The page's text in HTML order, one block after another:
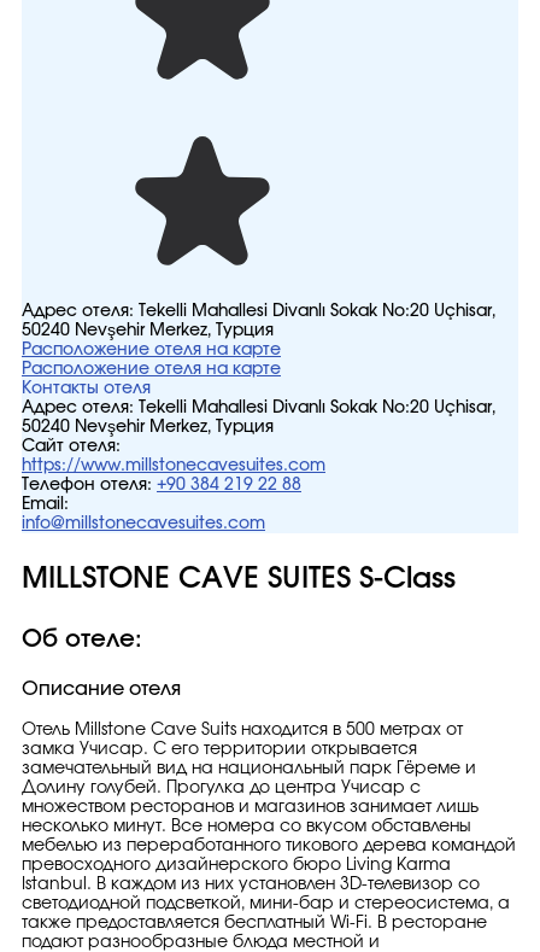
Адрес отеля:
Tekelli Mahallesi Divanlı Sokak No:20 Uçhisar,
50240 Nevşehir Merkez, Турция
Расположение отеля на карте
Расположение отеля на карте
Контакты отеля
Адрес отеля:
Tekelli Mahallesi Divanlı Sokak No:20 Uçhisar,
50240 Nevşehir Merkez, Турция
Сайт отеля:
https://www.millstonecavesuites.com
Телефон отеля: +90 384 219 22 88
Email:
info@millstonecavesuites.com
MILLSTONE CAVE SUITES S-Class
Об отеле:
Описание отеля
Отель Millstone Cave Suits находится в 500 метрах от
замка Учисар. С его территории открывается
замечательный вид на национальный парк Гёреме и
Долину голубей. Прогулка до центра Учисар с
множеством ресторанов и магазинов занимает лишь
несколько минут. Все номера со вкусом обставлены
мебелью из переработанного тикового дерева командой
превосходного дизайнерского бюро Living Karma
Istanbul. В каждом из них установлен 3D-телевизор со
светодиодной подсветкой, мини-бар и стереосистема, а
также предоставляется бесплатный Wi-Fi. В ресторане
подают разнообразные блюда местной и